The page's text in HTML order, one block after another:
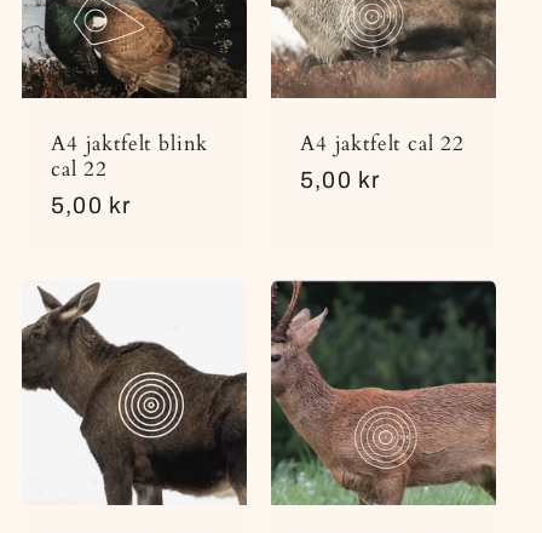
A4 jaktfelt blink
cal 22
Vanlig
5,00 kr
A4 jaktfelt cal 22
Vanlig
5,00 kr